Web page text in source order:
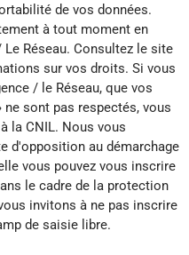
de vos données.
à tout moment en
Réseau. Consultez le site
sur vos droits. Si vous
/ le Réseau, que vos
sont pas respectés, vous
la CNIL. Nous vous
d'opposition au démarchage
vous pouvez vous inscrire
le cadre de la protection
invitons à ne pas inscrire
de saisie libre.